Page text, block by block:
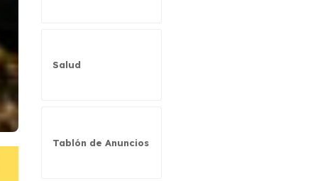
Salud
Tablón de Anuncios